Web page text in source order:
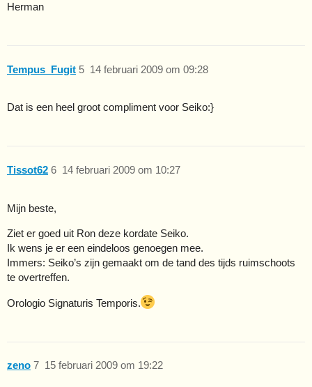
Herman
Tempus_Fugit 14 februari 2009 om 09:28
5
Dat is een heel groot compliment voor Seiko:}
Tissot62 14 februari 2009 om 10:27
6
Mijn beste,
Ziet er goed uit Ron deze kordate Seiko.
Ik wens je er een eindeloos genoegen mee.
Immers: Seiko’s zijn gemaakt om de tand des tijds ruimschoots
te overtreffen.
Orologio Signaturis Temporis.
zeno 15 februari 2009 om 19:22
7